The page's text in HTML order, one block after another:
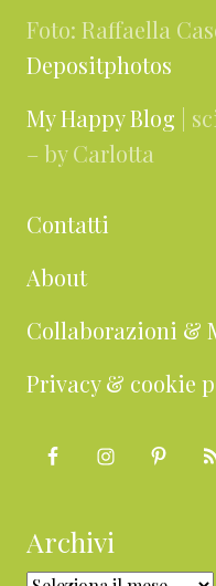
Foto: Raffaella
Depositphotos
My Happy Blog |
– by Carlotta
Contatti
About
Collaborazioni &
Privacy & cookie
Archivi